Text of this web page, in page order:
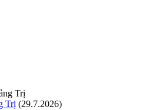
Trị (29.7.2026)